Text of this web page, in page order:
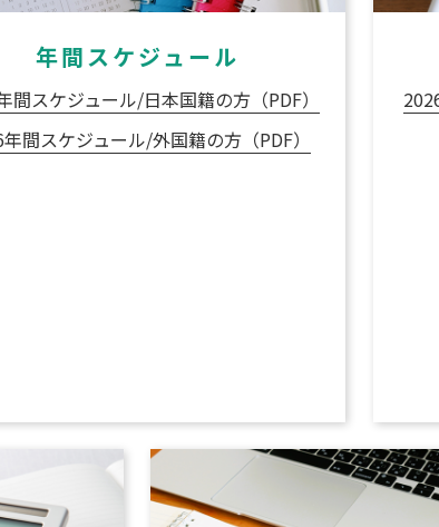
年間スケジュール
間スケジュール/日本国籍の方（PDF）
間スケジュール/外国籍の方（PDF）